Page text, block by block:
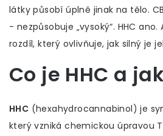
látky působí úplně jinak na tělo.
- nezpůsobuje „vysoký“. HHC
rozdíl, který ovlivňuje, jak silný je
Co je HHC a
HHC (hexahydrocannabinol) je
který vzniká chemickou úpravou